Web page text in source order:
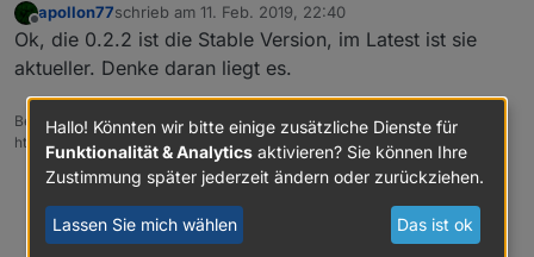
Offline
apollon77schrieb am 11. Feb. 2019, 22:40
zuletzt editiert von
Ok, die 0.2.2 ist die Stable Version, im Latest ist sie
aktueller. Denke daran liegt es.
Beitrag hat geholfen? Votet rechts unten im Beitrag :-)
https://paypal.me/Apollon77 / https://github.com/sponsors/Apollon77
Debug-Log für Instanz einschalten? Admin -> Instanzen ->
Expertenmodus -> Instanz aufklappen - Loglevel ändern
Logfiles auf Platte /opt/iobroker/log/… nutzen, Admin schneidet
Zeilen ab
Hallo! Könnten wir bitte einige zusätzliche Dienste für
Funktionalität & Analytics aktivieren? Sie können Ihre
Zustimmung später jederzeit ändern oder zurückziehen.
Lassen Sie mich wählen Das ist ok